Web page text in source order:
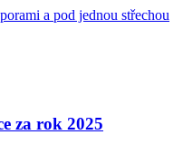
a pod jednou střechou
za rok 2025